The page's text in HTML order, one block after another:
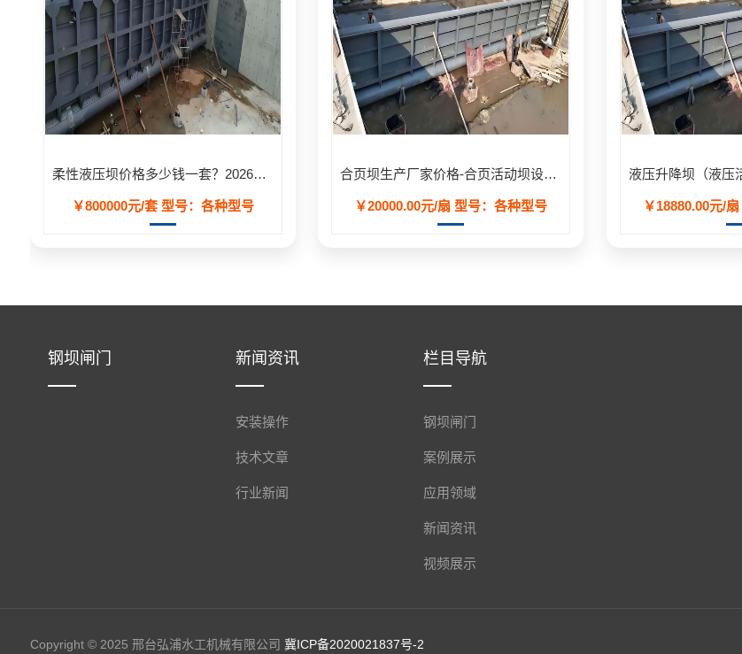
柔性液压坝价格多少钱一套？2026年工程造价明细表
￥800000元/套型号：各种型号
合页坝生产厂家价格-合页活动坝设计安装方案定制
￥20000.00元/扇型号：各种型号 ￥18880.00元/扇
钢坝闸门 新闻资讯
安装操作
技术文章
行业新闻
栏目导航
钢坝闸门
案例展示
应用领域
新闻资讯
视频展示
Copyright © 2025 邢台弘浦水工机械有限公司 冀ICP备2020021837号-2